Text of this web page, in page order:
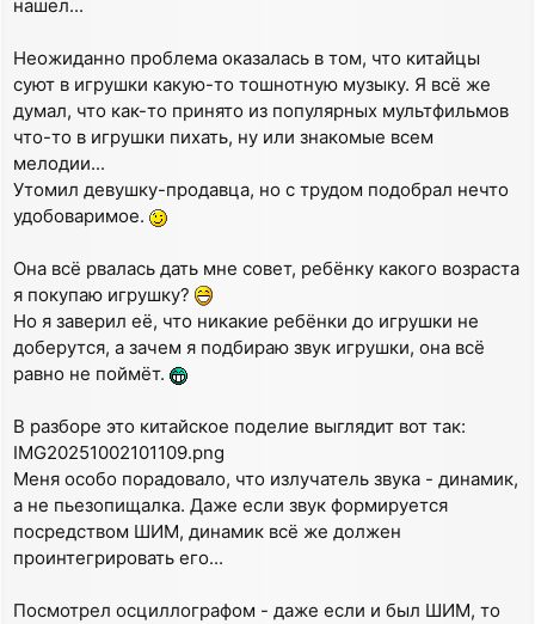
нашел...
Неожиданно проблема оказалась в том, что китайцы
суют в игрушки какую-то тошнотную музыку. Я всё же
думал, что как-то принято из популярных мультфильмов
что-то в игрушки пихать, ну или знакомые всем
мелодии...
Утомил девушку-продавца, но с трудом подобрал нечто
удобоваримое.
Она всё рвалась дать мне совет, ребёнку какого возраста
я покупаю игрушку?
Но я заверил её, что никакие ребёнки до игрушки не
доберутся, а зачем я подбираю звук игрушки, она всё
равно не поймёт.
В разборе это китайское поделие выглядит вот так:
IMG20251002101109.png
Меня особо порадовало, что излучатель звука - динамик,
а не пьезопищалка. Даже если звук формируется
посредством ШИМ, динамик всё же должен
проинтегрировать его...
Посмотрел осциллографом - даже если и был ШИМ, то